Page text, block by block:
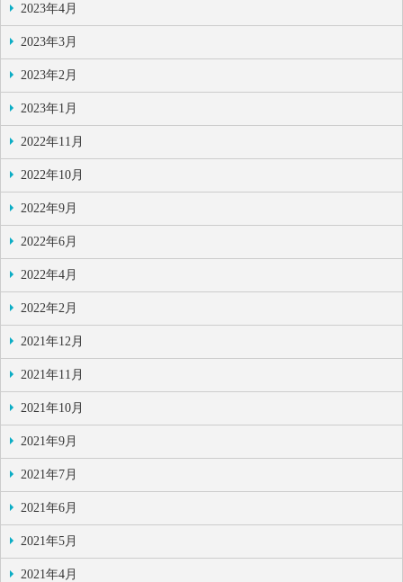
2023年4月
2023年3月
2023年2月
2023年1月
2022年11月
2022年10月
2022年9月
2022年6月
2022年4月
2022年2月
2021年12月
2021年11月
2021年10月
2021年9月
2021年7月
2021年6月
2021年5月
2021年4月